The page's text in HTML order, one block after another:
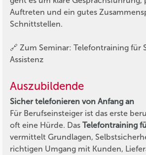
Auftreten und ein gutes
Schnittstellen.
🔗 Zum Seminar: Telefontraining für
Assistenz
Auszubildende
Sicher telefonieren von Anfang an
Für Berufseinsteiger ist das erste
oft eine Hürde. Das Telefontraining
vermittelt Grundlagen,
richtigen Umgang mit Kunden,